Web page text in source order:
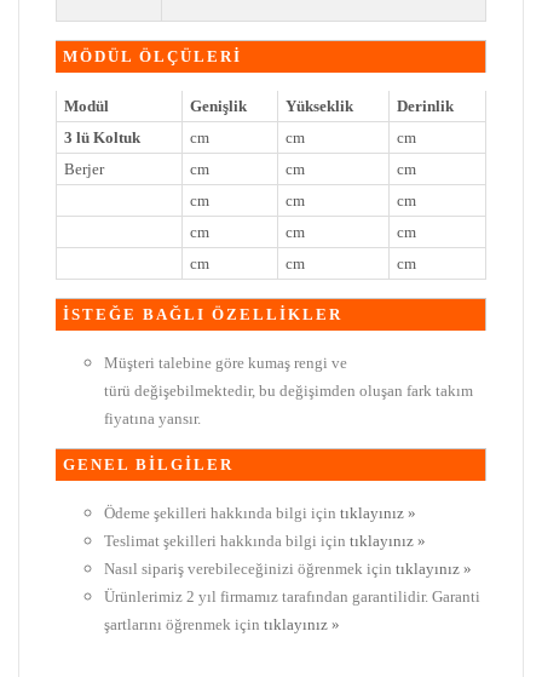
MÖDÜL ÖLÇÜLERİ
Modül Genişlik Yükseklik
Derinlik
3 lü Koltuk
cm cm
cm
Berjer
cm cm
cm
cm
cm
cm
cm
cm
cm
cm
cm cm
İSTEĞE BAĞLI ÖZELLİKLER
Müşteri talebine göre kumaş rengi ve
türü değişebilmektedir, bu değişimden oluşan fark takım
fiyatına yansır.
GENEL BİLGİLER
Ödeme şekilleri hakkında bilgi için tıklayınız »
Teslimat şekilleri hakkında bilgi için tıklayınız »
Nasıl sipariş verebileceğinizi öğrenmek için tıklayınız »
Ürünlerimiz 2 yıl firmamız tarafından garantilidir. Garanti
şartlarını öğrenmek için tıklayınız »